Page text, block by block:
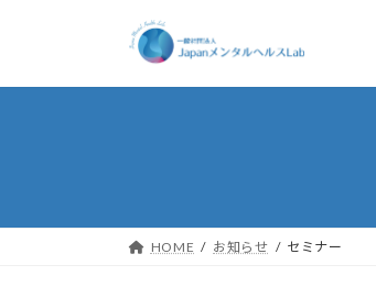
キ
に
HOME お知らせ セミナー